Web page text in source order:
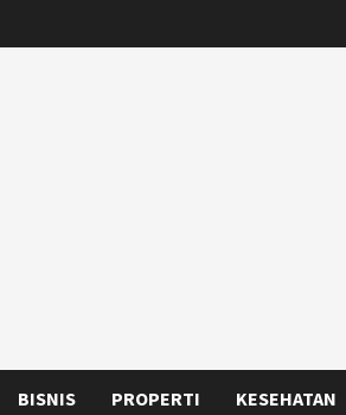
BISNIS PROPERTI KESEHATAN